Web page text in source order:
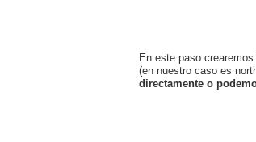
En este paso
(en nuestro caso es
directamente o